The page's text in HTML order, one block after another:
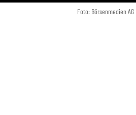
Foto: Börsenmedien AG